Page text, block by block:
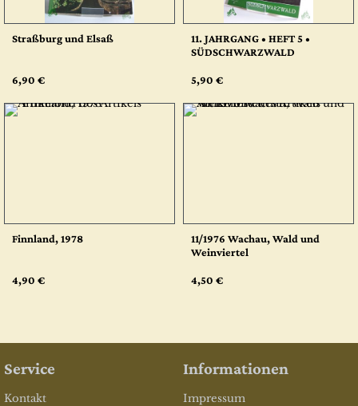
Straßburg und Elsaß
6,90 €
11. JAHRGANG • HEFT 5 •
SÜDSCHWARZWALD
5,90 €
Finnland, 1978
4,90 €
11/1976 Wachau, Wald und
Weinviertel
4,50 €
Service
Kontakt
Informationen
Impressum